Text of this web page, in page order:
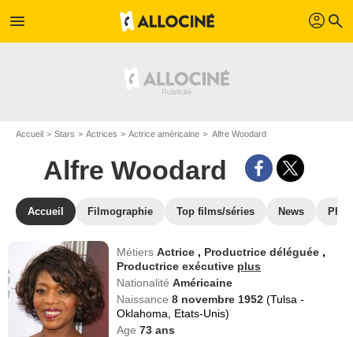
menu profil search
Accueil Stars Actrices Actrice américaine Alfre Woodard
Alfre Woodard
Accueil Filmographie Top films/séries News
MétiersActrice , Productrice déléguée ,
Productrice exécutive plus
NationalitéAméricaine
Naissance8 novembre 1952(Tulsa -
Oklahoma, Etats-Unis)
Age73 ans